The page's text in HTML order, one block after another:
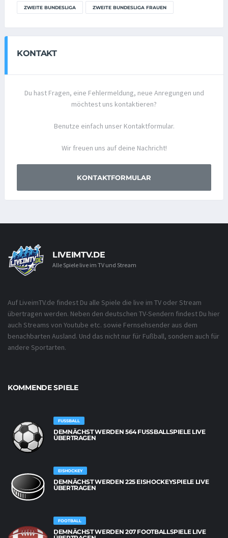
ZWEITE BUNDESLIGA ZWEITE BUNDESLIGA FRAUEN
KONTAKT
Du hast Fragen, eine Fehlermeldung, neue Anregungen und
möchtest uns kontaktieren?
Benutze einfach unser Kontaktformular.
Wir freuen uns auf deine Nachricht!
KONTAKTFORMULAR
LIVEIMTV.DE
Alle Spiele live im TV und Stream
Auf LiveimTV.de findest Du alle Spiele die live im TV oder Stream
übertragen werden. Neben den deutschen TV-Sendern findest Du hier
auch Streams von Youtube etc. sowie Fernsehsender aus dem
benachbarten Ausland. Und das nicht nur für Fußball, sondern auch für
andere Sportarten.
KOMMENDE SPIELE
FUSSBALL
DEMNÄCHST WERDEN 564 FUSSBALLSPIELE LIVE Ü
BERTRAGEN
EISHOCKEY
DEMNÄCHST WERDEN 225 EISHOCKEYSPIELE LIVE
ÜBERTRAGEN
FOOTBALL
DEMNÄCHST WERDEN 207 FOOTBALLSPIELE LIVE